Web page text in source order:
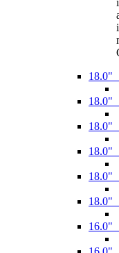
18.0"
18.0"
18.0"
18.0"
18.0"
18.0"
16.0"